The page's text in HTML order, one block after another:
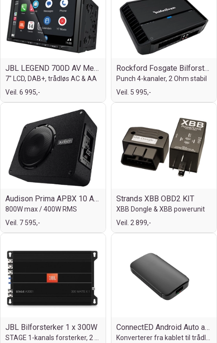
JBL LEGEND 700D AV Media Receiver
7" LCD, DAB+, trådløs AC & AA
Veil. 6 995,-
Rockford Fosgate Bilforsterker 4 x100W
Punch 4-kanaler, 2 Ohm stabil
Veil. 5 995,-
Audison Prima APBX 10 AS2 10" Subwoofer
800W max / 400W RMS
Veil. 7 595,-
Strands XBB OBD2 KIT
XBB Dongle & XBB powerunit
Veil. 2 899,-
JBL Bilforsterker 1 x 300W ConnectED Android Auto adapter